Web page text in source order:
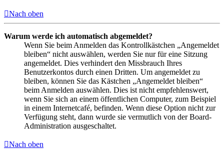
Nach oben
Warum werde ich automatisch abgemeldet?
Wenn Sie beim Anmelden das Kontrollkästchen „Angemeldet
bleiben“ nicht auswählen, werden Sie nur für eine Sitzung
angemeldet. Dies verhindert den Missbrauch Ihres
Benutzerkontos durch einen Dritten. Um angemeldet zu
bleiben, können Sie das Kästchen „Angemeldet bleiben“
beim Anmelden auswählen. Dies ist nicht empfehlenswert,
wenn Sie sich an einem öffentlichen Computer, zum Beispiel
in einem Internetcafé, befinden. Wenn diese Option nicht zur
Verfügung steht, dann wurde sie vermutlich von der Board-
Administration ausgeschaltet.
Nach oben